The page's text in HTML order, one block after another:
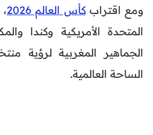
ومع اقترابكأس العالم 2026
المتحدة الأمريكية وكندا
الجماهير المغربية لرؤية
الساحة العالمية.